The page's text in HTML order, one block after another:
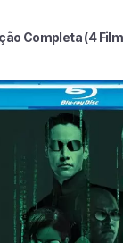
Completa (4